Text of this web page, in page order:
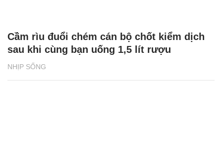
NHỊP SỐNG
Cầm rìu đuổi chém cán bộ chốt kiểm dịch
sau khi cùng bạn uống 1,5 lít rượu